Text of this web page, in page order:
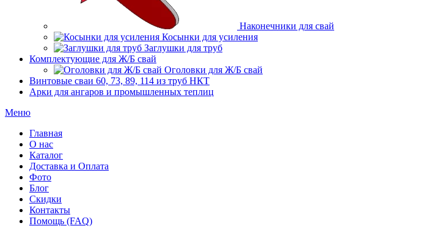
Наконечники для свай
Косынки для усиления
Заглушки для труб
Комплектующие для Ж/Б свай
Оголовки для Ж/Б свай
Винтовые сваи 60, 73, 89, 114 из труб НКТ
Арки для ангаров и промышленных теплиц
Меню
Главная
О нас
Каталог
Доставка и Оплата
Фото
Блог
Скидки
Контакты
Помощь (FAQ)